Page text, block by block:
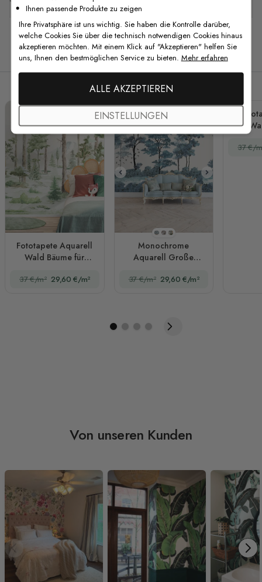
Verwandte Produkte
Fototapete Aquarell
Wald Bäume für
37 €/m² 29,60 €/m²
Stil 1
Stil 2
Stil 3
Monochrome
Aquarell Große
37 €/m² 29,60 €/m²
37 €/
Von unseren Kunden
Ihnen passende Produkte zu zeigen
Ihre Privatsphäre ist uns wichtig. Sie haben die Kontrolle darüber,
welche Cookies Sie über die technisch notwendigen Cookies hinaus
akzeptieren möchten. Mit einem Klick auf "Akzeptieren" helfen Sie
uns, Ihnen den bestmöglichen Service zu bieten. Mehr erfahren
ALLE AKZEPTIEREN
EINSTELLUNGEN